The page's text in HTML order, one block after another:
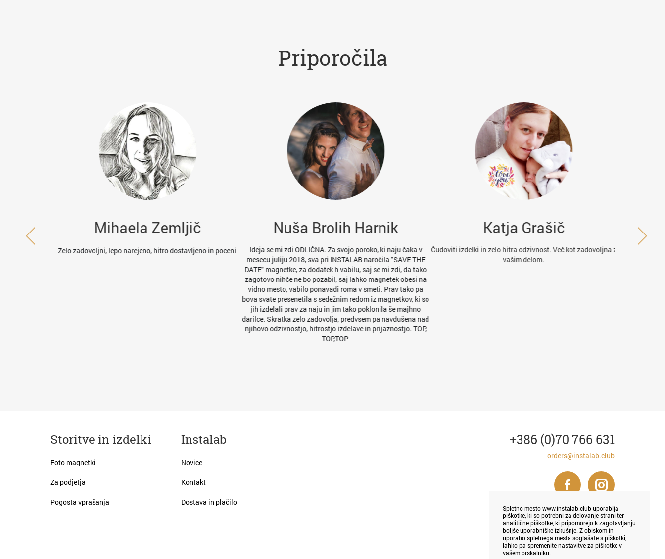
Priporočila
Mihaela Zemljič
Zelo zadovoljni, lepo narejeno, hitro dostavljeno in poceni
Nuša Brolih Harnik
Ideja se mi zdi ODLIČNA. Za svojo poroko, ki naju čaka v
mesecu juliju 2018, sva pri INSTALAB naročila "SAVE THE
DATE" magnetke, za dodatek h vabilu, saj se mi zdi, da tako
zagotovo nihče ne bo pozabil, saj lahko magnetek obesi na
vidno mesto, vabilo ponavadi roma v smeti. Prav tako pa
bova svate presenetila s sedežnim redom iz magnetkov, ki so
jih izdelali prav za naju in jim tako poklonila še majhno
darilce. Skratka zelo zadovolja, predvsem pa navdušena nad
njihovo odzivnostjo, hitrostjo izdelave in prijaznostjo. TOP,
TOP,TOP
Katja Grašič
Čudoviti izdelki in zelo hitra odzivnost. Več kot zadovoljna z
vašim delom.
Storitve in izdelki
Foto magnetki
Za podjetja
Pogosta vprašanja
Instalab
Novice
Kontakt
Dostava in plačilo
+386 (0)70 766 631
orders@instalab.club
Spletno mesto www.instalab.club uporablja
piškotke, ki so potrebni za delovanje strani ter
analitične piškotke, ki pripomorejo k zagotavljanju
boljše uporabniške izkušnje. Z obiskom in
uporabo spletnega mesta soglašate s piškotki,
lahko pa spremenite nastavitve za piškotke v
vašem brskalniku.